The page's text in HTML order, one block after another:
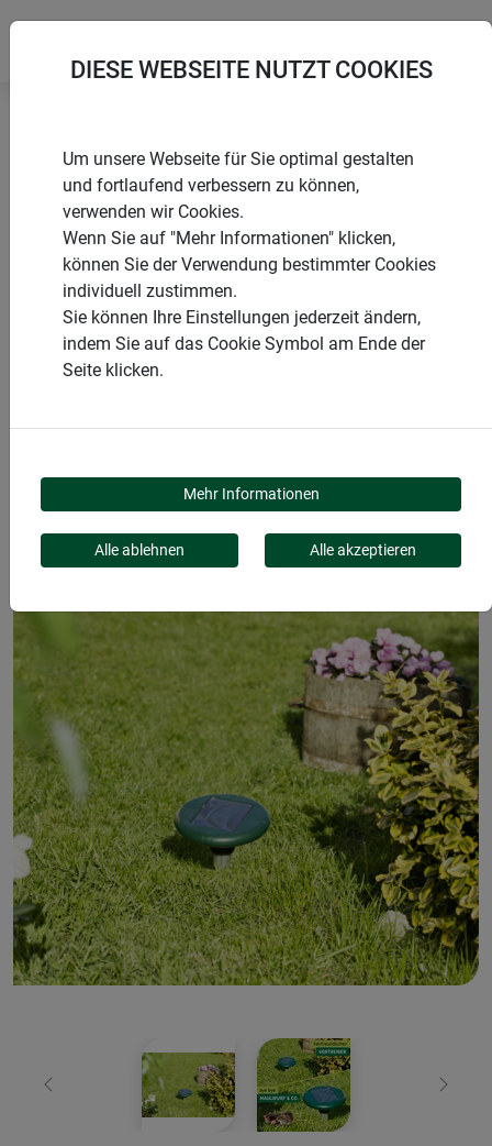
Startseite
Wühlmäuse & Maulwürfe
Wühlmaus- & Maulwurfvertreiber SOLAR
PRODUKTE
WÜHLMAUS- &
SOLAR
Zurück Weiter
DIESE WEBSEITE NUTZT COOKIES
Um unsere Webseite für Sie optimal gestalten
und fortlaufend verbessern zu können,
verwenden wir Cookies.
Wenn Sie auf "Mehr Informationen" klicken,
können Sie der Verwendung bestimmter Cookies
individuell zustimmen.
Sie können Ihre Einstellungen jederzeit ändern,
indem Sie auf das Cookie Symbol am Ende der
Seite klicken.
Mehr Informationen
Alle ablehnen Alle akzeptieren